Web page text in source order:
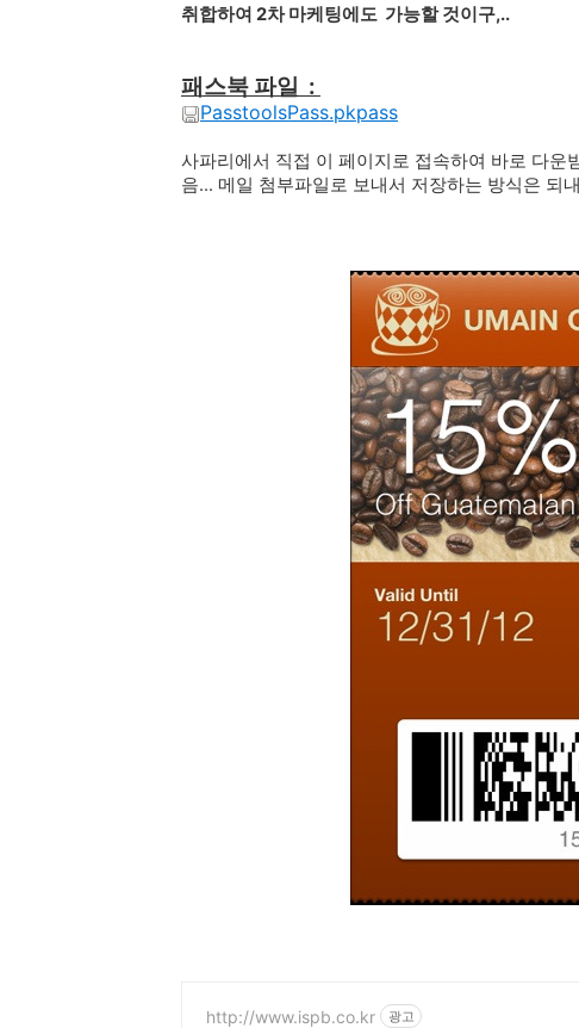
취합하여 2차 마케팅에도 가능할 것이구,..
패스북 파일 :
PasstoolsPass.pkpass
사파리에서 직접 이 페이지로 접속하여 바로 다운
음... 메일 첨부파일로 보내서 저장하는 방식은 되
http://www.ispb.co.kr 광고